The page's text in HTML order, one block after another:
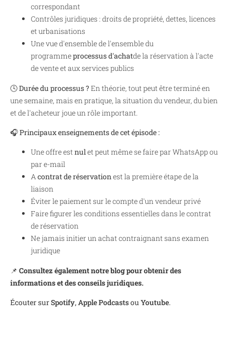
correspondant
Contrôles juridiques : droits de propriété, dettes, licences
et urbanisations
Une vue d'ensemble de l'ensemble du
programmeprocessus d'achatde la réservation à l'acte
de vente et aux services publics
🕓Durée du processus ? En théorie, tout peut être terminé en
une semaine, mais en pratique, la situation du vendeur, du bien
et de l'acheteur joue un rôle important.
🎧Principaux enseignements de cet épisode :
Une offre estnulet peut même se faire par WhatsApp ou
par e-mail
Acontrat de réservationest la première étape de la
liaison
Éviter le paiement sur le compte d'un vendeur privé
Faire figurer les conditions essentielles dans le contrat
de réservation
Ne jamais initier un achat contraignant sans examen
juridique
📌 Consultez également notre blog pour obtenir des
informations et des conseils juridiques.
Écouter surSpotify,Apple Podcastsou Youtube.